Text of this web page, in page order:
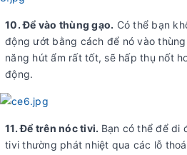
10. Để vào thùng gạo. Có thể bạn
động ướt bằng cách để nó vào
năng hút ẩm rất tốt, sẽ hấp thụ nốt
động.
11. Để trên nóc tivi. Bạn có thể để di
tivi thường phát nhiệt qua các lỗ